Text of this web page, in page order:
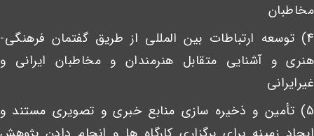
مخاطبان
4) توسعه ارتباطات بین المللی از طریق گفتمان فرهنگی-
هنری و آشنایی متقابل هنرمندان و مخاطبان ایرانی و
غیرایرانی
5) تأمین و ذخیره سازی منابع خبری و تصویری مستند و